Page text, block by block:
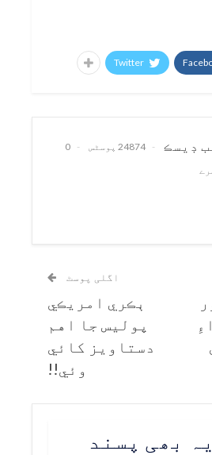
Twitter
ڊيسڪ 24874 پوسٹس
0
اگلی پوسٹ
ٻڪري امريڪي
پوليس جا اهم
دستاويز کائي
وئي!!
بھی پسند